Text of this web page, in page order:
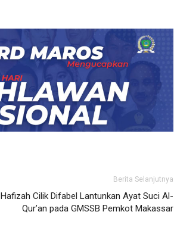
Berita Selanjutnya
Hafizah Cilik Difabel Lantunkan Ayat Suci Al-
Qur’an pada GMSSB Pemkot Makassar